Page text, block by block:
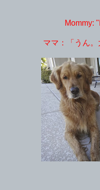
Mommy:
ママ：「うん。